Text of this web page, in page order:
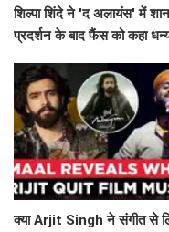
शिल्पा शिंदे ने 'द अलायंस' में
प्रदर्शन के बाद फैंस को कहा
क्या Arjit Singh ने संगीत से